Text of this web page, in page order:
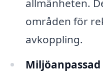
allmänheten.
områden för
avkoppling.